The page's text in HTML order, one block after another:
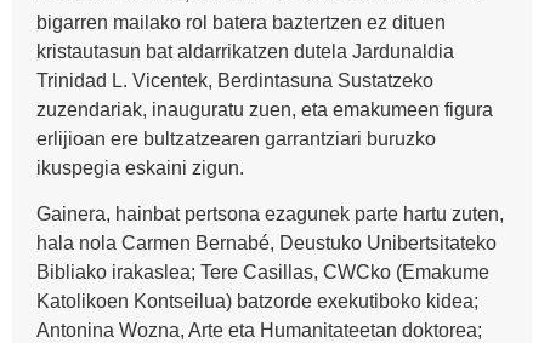
bigarren mailako rol batera baztertzen ez dituen
kristautasun bat aldarrikatzen dutela Jardunaldia
Trinidad L. Vicentek, Berdintasuna Sustatzeko
zuzendariak, inauguratu zuen, eta emakumeen figura
erlijioan ere bultzatzearen garrantziari buruzko
ikuspegia eskaini zigun.
Gainera, hainbat pertsona ezagunek parte hartu zuten,
hala nola Carmen Bernabé, Deustuko Unibertsitateko
Bibliako irakaslea; Tere Casillas, CWCko (Emakume
Katolikoen Kontseilua) batzorde exekutiboko kidea;
Antonina Wozna, Arte eta Humanitateetan doktorea;